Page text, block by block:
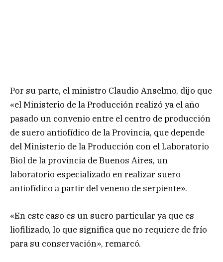
Por su parte, el ministro Claudio Anselmo, dijo que
«el Ministerio de la Producción realizó ya el año
pasado un convenio entre el centro de producción
de suero antiofídico de la Provincia, que depende
del Ministerio de la Producción con el Laboratorio
Biol de la provincia de Buenos Aires, un
laboratorio especializado en realizar suero
antiofídico a partir del veneno de serpiente».
«En este caso es un suero particular ya que es
liofilizado, lo que significa que no requiere de frío
para su conservación», remarcó.